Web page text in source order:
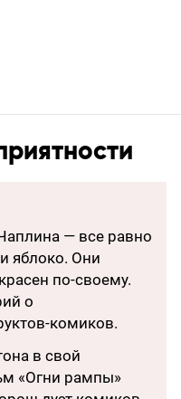
— все равно
яблоко. Они
по-своему.
о
комиков.
в свой
«Огни рампы»